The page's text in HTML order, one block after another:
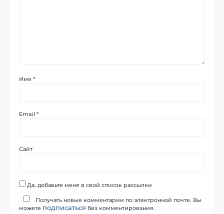
Имя*
Email*
Сайт
Да, добавьте меня в свой список рассылки
Получать новые комментарии по электронной почте. Вы
можете подписаться без комментирования.